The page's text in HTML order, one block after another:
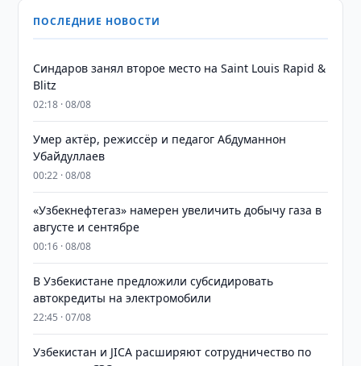
ПОСЛЕДНИЕ НОВОСТИ
Синдаров занял второе место на Saint Louis Rapid &
Blitz
02:18 · 08/08
Умер актёр, режиссёр и педагог Абдуманнон
Убайдуллаев
00:22 · 08/08
«Узбекнефтегаз» намерен увеличить добычу газа в
августе и сентябре
00:16 · 08/08
В Узбекистане предложили субсидировать
автокредиты на электромобили
22:45 · 07/08
Узбекистан и JICA расширяют сотрудничество по